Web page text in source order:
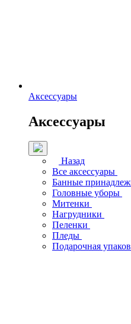
Аксессуары
Аксессуары
Назад
Все аксессуары
Банные
Головные уборы
Митенки
Нагрудники
Пеленки
Пледы
Подарочная